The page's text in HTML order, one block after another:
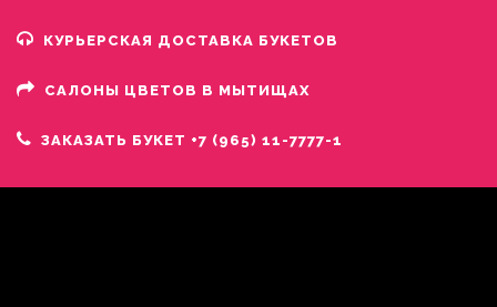
КУРЬЕРСКАЯ ДОСТАВКА БУКЕТОВ
САЛОНЫ ЦВЕТОВ В МЫТИЩАХ
ЗАКАЗАТЬ БУКЕТ +7 (965) 11-7777-1